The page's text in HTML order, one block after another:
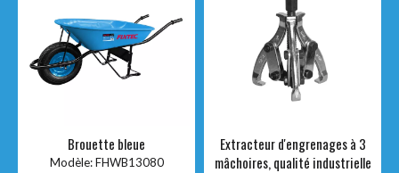
Brouette bleue
Modèle: FHWB13080
Extracteur d'engrenages à 3
mâchoires, qualité industrielle